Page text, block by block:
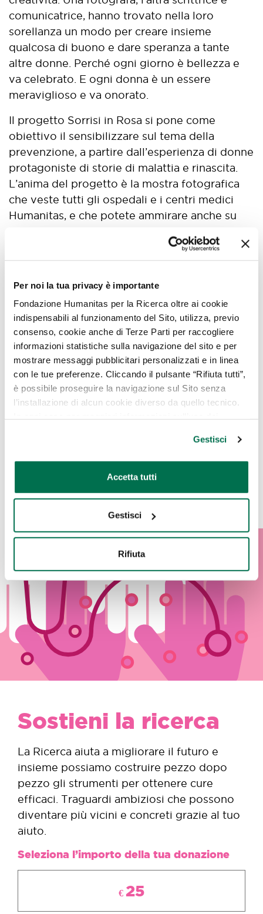
Per noi la tua privacy è importante
Fondazione Humanitas per la Ricerca oltre ai cookie
indispensabili al funzionamento del Sito, utilizza, previo
consenso, cookie anche di Terze Parti per raccogliere
informazioni statistiche sulla navigazione del sito e per
mostrare messaggi pubblicitari personalizzati e in linea
con le tue preferenze. Cliccando il pulsante “Rifiuta tutti”,
è possibile proseguire la navigazione sul Sito senza
l’installazione di alcun cookie diverso da quello tecnico.
oppure cliccare su “GESTISCI” per scegliere quali
cookie
Gestisci
Accetta tutti
Gestisci
Rifiuta
comunicatrice, hanno trovato nella loro
sorellanza un modo per creare insieme
qualcosa di buono e dare speranza a tante
altre donne. Perché ogni giorno è bellezza e
va celebrato. E ogni donna è un essere
meraviglioso e va onorato.
Il progetto Sorrisi in Rosa si pone come
obiettivo il sensibilizzare sul tema della
prevenzione, a partire dall’esperienza di donne
protagoniste di storie di malattia e rinascita.
L’anima del progetto è la mostra fotografica
che veste tutti gli ospedali e i centri medici
Humanitas, e che potete ammirare anche su
donne. 12 sorrisi che testimoniano come la
malattia sia stata l’occasione per ripartire da
Guarda tutti i video
Sostieni la ricerca
La Ricerca aiuta a migliorare il futuro e
insieme possiamo costruire pezzo dopo
pezzo gli strumenti per ottenere cure
efficaci. Traguardi ambiziosi che possono
diventare più vicini e concreti grazie al tuo
aiuto.
Seleziona l’importo della tua donazione
€ 25